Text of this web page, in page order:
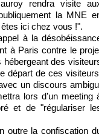
rendra visite
la MNE
ici chez vous !".
à la
à Paris contre le
hébergeant des
départ de ces
un discours
lors d’un meeting
et de "régulariser
outre la confiscation